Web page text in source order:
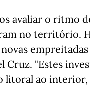
avaliar o ritmo
no território.
"Estes
litoral ao interior,